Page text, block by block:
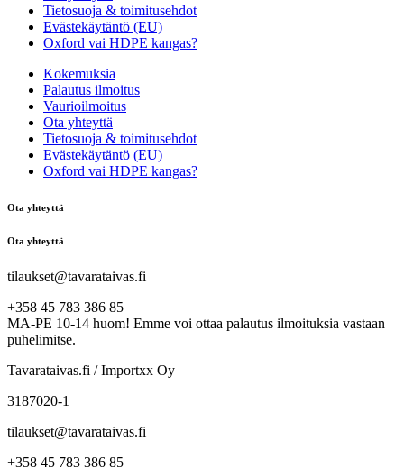
Tietosuoja & toimitusehdot
Evästekäytäntö (EU)
Oxford vai HDPE kangas?
Kokemuksia
Palautus ilmoitus
Vaurioilmoitus
Ota yhteyttä
Tietosuoja & toimitusehdot
Evästekäytäntö (EU)
Oxford vai HDPE kangas?
Ota yhteyttä
Ota yhteyttä
tilaukset@tavarataivas.fi
+358 45 783 386 85
MA-PE 10-14 huom! Emme voi ottaa palautus ilmoituksia vastaan
puhelimitse.
Tavarataivas.fi / Importxx Oy
3187020-1
tilaukset@tavarataivas.fi
+358 45 783 386 85